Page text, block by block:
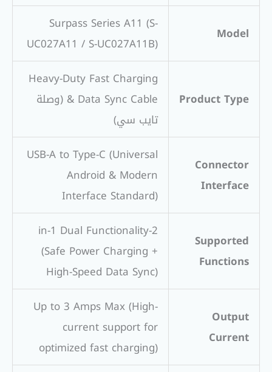
Model
Surpass Series A11 (S-
UC027A11 / S-UC027A11B)
Product Type
Heavy-Duty Fast Charging
& Data Sync Cable (وصلة
تايب سي)
Connector
Interface
USB-A to Type-C (Universal
Android & Modern
Interface Standard)
Supported
Functions
2-in-1 Dual Functionality
(Safe Power Charging +
High-Speed Data Sync)
Output
Current
Up to 3 Amps Max (High-
current support for
optimized fast charging)